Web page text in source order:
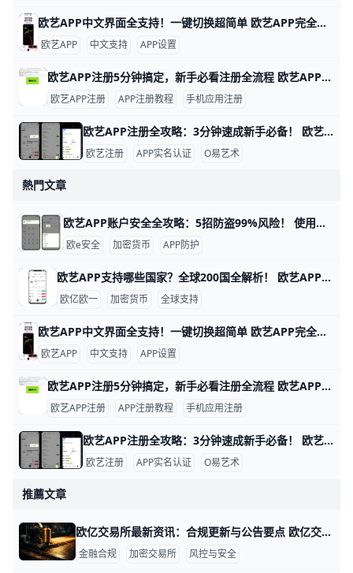
欧艺APP中文界面全支持！一键切换超简单 欧艺APP完全支持中文界面，这让很多用户用起来很方便。根据官方指南和用户反馈，APP内有简体中文和繁体中文选项，能覆盖大部分交易和设置页面。例如，进入“我的”页面后，你会看到“语言”或“Language”按钮，一键切换后界面马上变成中文。
欧艺APP 中文支持 APP设置
欧艺APP注册5分钟搞定，新手必看注册全流程 欧艺APP注册其实非常简单，只要跟着几个关键步骤，基本能在几分钟内完成。对新手来说，最重要的是选对下载渠道、正确填写基本信息，并尽快开启安全保护功能。这样不仅能快速拿到账户，还能让登录和使用过程更安心。
欧艺APP注册 APP注册教程 手机应用注册
欧艺APP注册全攻略：3分钟速成新手必备！ 欧艺APP注册过程简单快速，通常只需几分钟就能完成。基本需要手机号或邮箱地址作为账号，比如用你的常用手机号“138XXXXXXX”或“”来注册，还得设置一个强密码，包含大小写字母、数字和符号，例如“Abc123!@#”。这些信息能帮你快速创建账户并接收验证码验证。
欧艺注册 APP实名认证 O易艺术
熱門文章
欧艺APP账户安全全攻略：5招防盗99%风险！ 使用欧艺APP时，账户安全非常重要。欧艺APP（也叫OK交易所鸥易）是热门的加密货币交易平台，每天有数百万用户登录交易。根据官方数据，开启安全设置的用户，账户被盗风险可降低90%以上。 比如，如果你忘记设置双重验证，坏人可能用猜到的密码直接登录，但设置后他们就进不去了。​
欧e安全 加密货币 APP防护
欧艺APP支持哪些国家？全球200国全解析！ 欧艺APP（也就是O易Oyi的交易应用）支持全球近200个国家和地区使用，但有些地方因为监管规则有限制。 比如亚洲的用户在越南、菲律宾、泰国、新加坡、中国香港、台湾、韩国和日本这些地方都能正常下载、注册和交易。 欧洲用户如英国、法国、西班牙、荷兰和俄罗斯也能轻松使用，支持法币充值和多种加密货币买卖。
欧亿欧一 加密货币 全球支持
欧艺APP中文界面全支持！一键切换超简单 欧艺APP完全支持中文界面，这让很多用户用起来很方便。根据官方指南和用户反馈，APP内有简体中文和繁体中文选项，能覆盖大部分交易和设置页面。例如，进入“我的”页面后，你会看到“语言”或“Language”按钮，一键切换后界面马上变成中文。
欧艺APP 中文支持 APP设置
欧艺APP注册5分钟搞定，新手必看注册全流程 欧艺APP注册其实非常简单，只要跟着几个关键步骤，基本能在几分钟内完成。对新手来说，最重要的是选对下载渠道、正确填写基本信息，并尽快开启安全保护功能。这样不仅能快速拿到账户，还能让登录和使用过程更安心。
欧艺APP注册 APP注册教程 手机应用注册
欧艺APP注册全攻略：3分钟速成新手必备！ 欧艺APP注册过程简单快速，通常只需几分钟就能完成。基本需要手机号或邮箱地址作为账号，比如用你的常用手机号“138XXXXXXX”或“”来注册，还得设置一个强密码，包含大小写字母、数字和符号，例如“Abc123!@#”。这些信息能帮你快速创建账户并接收验证码验证。
欧艺注册 APP实名认证 O易艺术
推薦文章
欧亿交易所最新资讯：合规更新与公告要点 欧亿交易所最新资讯：平台公告与合规更新 近日，欧亿交易所继续加强合规与安全体系，并通过官方公告向用户说明最新条例和平台动态。举例来说，平台明确正在对接区域监管要求，提升身份认证、资金来源审查以及交易活动的合规性，这有助于保护用户资金并提高市场透明度。相关公告还提到正在优化KYC/AML流程，以符合不同地区的监管标准。
金融合规 加密交易所 风控与安全